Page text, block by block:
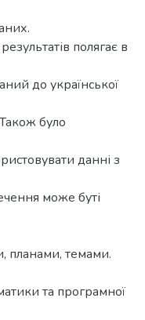
полягає в
до української
було
данні з
може буті
планами, темами.
та програмної